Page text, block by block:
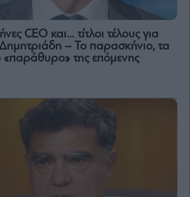
CEO και… τίτλοι τέλους για
– Το παρασκήνιο, τα
«παράθυρο» της επόμενης